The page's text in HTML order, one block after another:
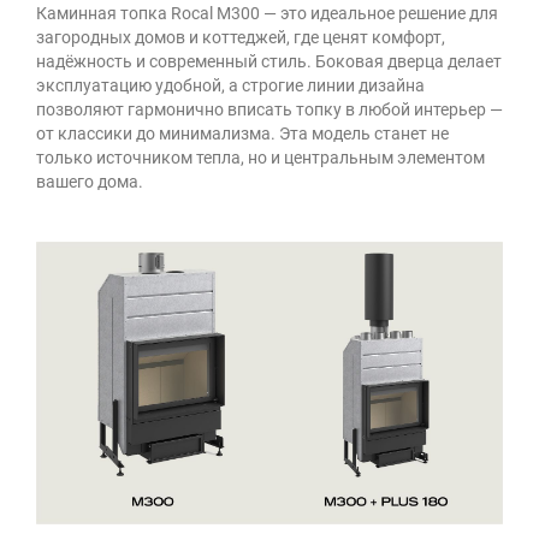
Каминная топка Rocal M300 — это идеальное решение для
загородных домов и коттеджей, где ценят комфорт,
надёжность и современный стиль. Боковая дверца делает
эксплуатацию удобной, а строгие линии дизайна
позволяют гармонично вписать топку в любой интерьер —
от классики до минимализма. Эта модель станет не
только источником тепла, но и центральным элементом
вашего дома.